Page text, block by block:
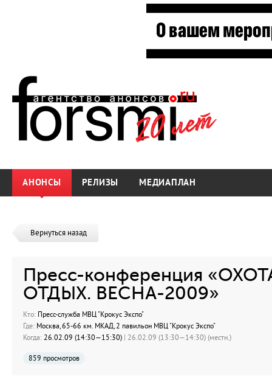
АНОНСЫ РЕЛИЗЫ МЕДИАПЛАН
Вернуться назад
Пресс-конференция
ОТДЫХ. ВЕСНА-2009»
Кто: Пресс-служба МВЦ "Крокус Экспо"
Где: Москва, 65-66 км. МКАД, 2 павильон МВЦ "Крокус Экспо"
Когда: 26.02.09 (14:30—15:30) | 26.02.09 (13:30—14:30) (местн.)
859 просмотров